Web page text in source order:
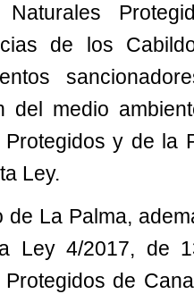
Naturales
de los
del medio
Protegidos y de la
Ley.
de La Palma,
Ley 4/2017, de
Protegidos de